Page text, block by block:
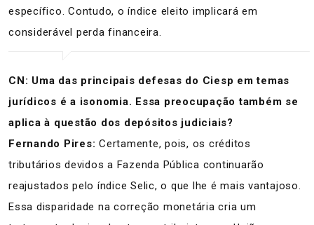
específico. Contudo, o índice eleito implicará em
considerável perda financeira.
CN: Uma das principais defesas do Ciesp em temas
jurídicos é a isonomia. Essa preocupação também se
aplica à questão dos depósitos judiciais?
Fernando Pires: Certamente, pois, os créditos
tributários devidos a Fazenda Pública continuarão
reajustados pelo índice Selic, o que lhe é mais vantajoso.
Essa disparidade na correção monetária cria um